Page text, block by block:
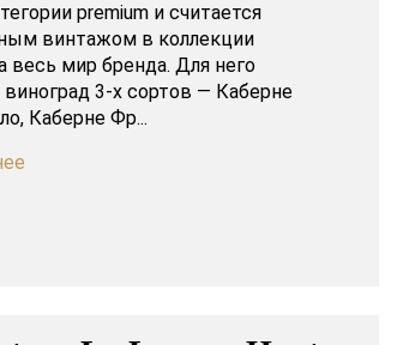
premium и считается
винтажом в коллекции
весь мир бренда. Для него
виноград 3-х сортов — Каберне
Каберне Фр...